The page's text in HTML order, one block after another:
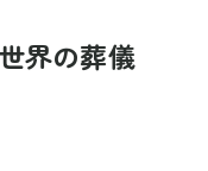
界の葬儀